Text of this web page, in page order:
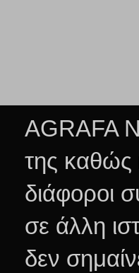
AGRAFA
της καθώς
διάφοροι
σε άλλη
δεν